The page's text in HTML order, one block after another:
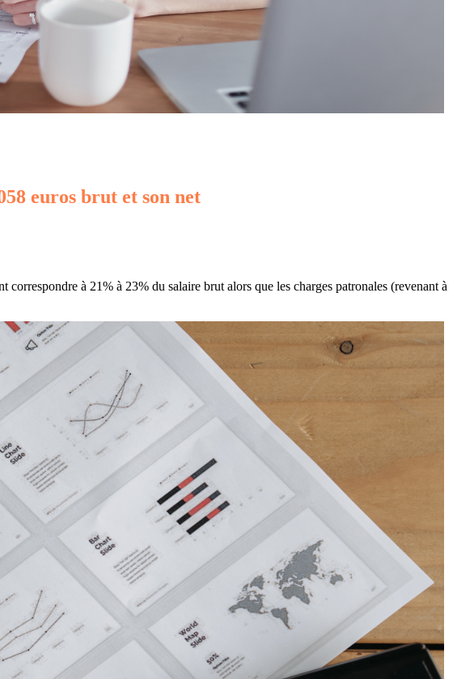
euros brut et son net
à 21% à 23% du salaire brut alors que les charges patronales (revenant à